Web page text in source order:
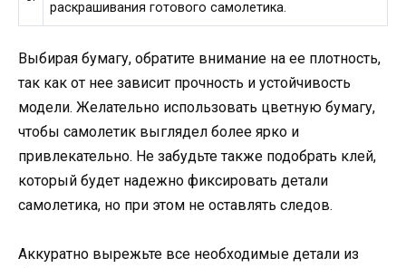
раскрашивания готового самолетика.
Выбирая бумагу, обратите внимание на ее плотность,
так как от нее зависит прочность и устойчивость
модели. Желательно использовать цветную бумагу,
чтобы самолетик выглядел более ярко и
привлекательно. Не забудьте также подобрать клей,
который будет надежно фиксировать детали
самолетика, но при этом не оставлять следов.
Аккуратно вырежьте все необходимые детали из